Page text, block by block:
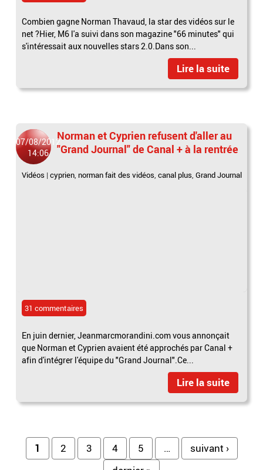
Combien gagne Norman Thavaud, la star des vidéos sur le
net ?Hier, M6 l'a suivi dans son magazine "66 minutes" qui
s'intéressait aux nouvelles stars 2.0.Dans son...
Lire la suite
07/08/2012
14:06
Norman et Cyprien refusent d'aller au
"Grand Journal" de Canal + à la rentrée
Vidéos |cyprien, norman fait des vidéos,canal plus,Grand Journal
31 commentaires
En juin dernier, Jeanmarcmorandini.com vous annonçait
que Norman et Cyprien avaient été approchés par Canal +
afin d'intégrer l'équipe du "Grand Journal".Ce...
Lire la suite
Pages
1 2 3 4 5 …
suivant ›